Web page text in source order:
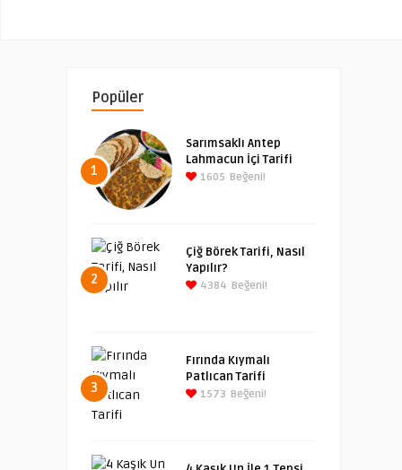
Popüler
1
Sarımsaklı Antep
Lahmacun İçi Tarifi
1605 Beğeni!
2
Çiğ Börek Tarifi, Nasıl
Yapılır?
4384 Beğeni!
3
Fırında Kıymalı
Patlıcan Tarifi
1573 Beğeni!